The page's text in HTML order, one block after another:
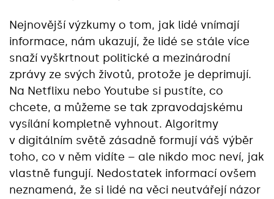
Nejnovější výzkumy o tom, jak lidé vnímají
informace, nám ukazují, že lidé se stále více
snaží vyškrtnout politické a mezinárodní
zprávy ze svých životů, protože je deprimují.
Na Netflixu nebo Youtube si pustíte, co
chcete, a můžeme se tak zpravodajskému
vysílání kompletně vyhnout. Algoritmy
v digitálním světě zásadně formují váš výběr
toho, co v něm vidíte – ale nikdo moc neví, jak
vlastně fungují. Nedostatek informací ovšem
neznamená, že si lidé na věci neutvářejí názor